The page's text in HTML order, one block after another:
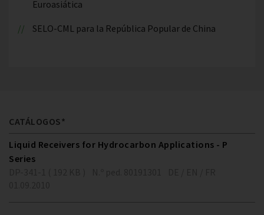
Euroasiática
SELO-CML para la República Popular de China
CATÁLOGOS*
Liquid Receivers for Hydrocarbon Applications - P
Series